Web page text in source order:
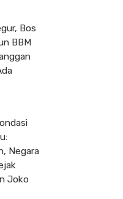
Bos
BBM
Negara
Joko